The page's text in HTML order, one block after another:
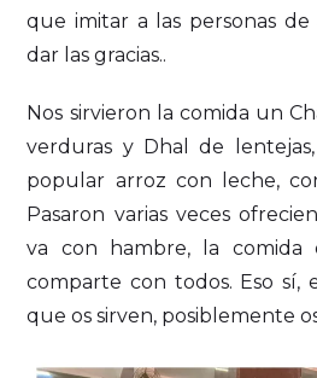
que imitar a las personas
dar las gracias..
Nos sirvieron la comida un
verduras y Dhal de
popular arroz con leche,
Pasaron varias veces
va con hambre, la comida
comparte con todos. Eso sí,
que os sirven, posiblemente